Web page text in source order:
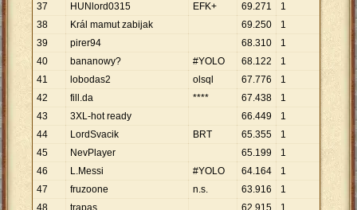
37
HUNlord0315 EFK+ 69.271
1
38
Král mamut zabijak 69.250
1
39
pirer94 68.310
1
40
bananowy? #YOLO 68.122
1
41
lobodas2 olsql 67.776
1
42
fill.da **** 67.438
1
43
3XL-hot ready 66.449
1
44
LordSvacik BRT 65.355
1
45
NevPlayer 65.199
1
46
L.Messi #YOLO 64.164
1
47
fruzoone n.s. 63.916
1